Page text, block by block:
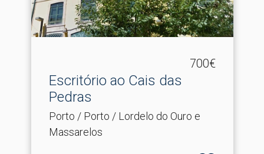
700€
Escritório ao Cais das
Pedras
Porto / Porto / Lordelo do Ouro e
Massarelos